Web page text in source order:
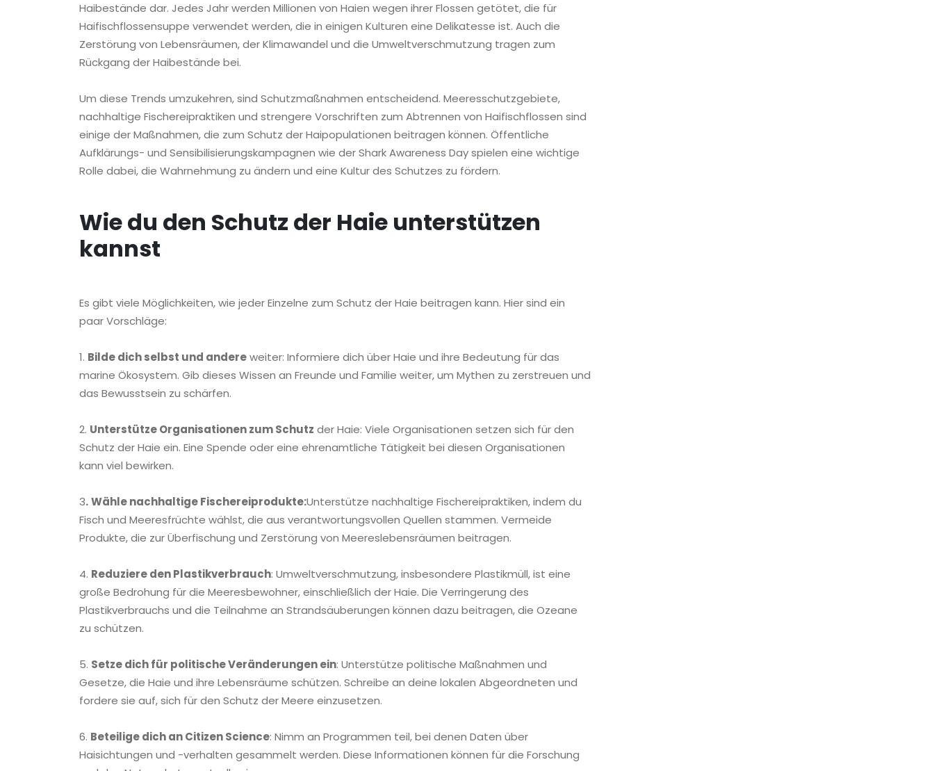
Haibestände dar. Jedes Jahr werden Millionen von Haien wegen ihrer Flossen getötet, die für
Haifischflossensuppe verwendet werden, die in einigen Kulturen eine Delikatesse ist. Auch die
Zerstörung von Lebensräumen, der Klimawandel und die Umweltverschmutzung tragen zum
Rückgang der Haibestände bei.
Um diese Trends umzukehren, sind Schutzmaßnahmen entscheidend. Meeresschutzgebiete,
nachhaltige Fischereipraktiken und strengere Vorschriften zum Abtrennen von Haifischflossen sind
einige der Maßnahmen, die zum Schutz der Haipopulationen beitragen können. Öffentliche
Aufklärungs- und Sensibilisierungskampagnen wie der Shark Awareness Day spielen eine wichtige
Rolle dabei, die Wahrnehmung zu ändern und eine Kultur des Schutzes zu fördern.
Wie du den Schutz der Haie unterstützen
kannst
Es gibt viele Möglichkeiten, wie jeder Einzelne zum Schutz der Haie beitragen kann. Hier sind ein
paar Vorschläge:
1. Bilde dich selbst und andereweiter: Informiere dich über Haie und ihre Bedeutung für das
marine Ökosystem. Gib dieses Wissen an Freunde und Familie weiter, um Mythen zu zerstreuen und
das Bewusstsein zu schärfen.
2. Unterstütze Organisationen zum Schutz der Haie: Viele Organisationen setzen sich für den
Schutz der Haie ein. Eine Spende oder eine ehrenamtliche Tätigkeit bei diesen Organisationen
kann viel bewirken.
3.Wähle nachhaltige Fischereiprodukte:Unterstütze nachhaltige Fischereipraktiken, indem du
Fisch und Meeresfrüchte wählst, die aus verantwortungsvollen Quellen stammen. Vermeide
Produkte, die zur Überfischung und Zerstörung von Meereslebensräumen beitragen.
4. Reduziere den Plastikverbrauch: Umweltverschmutzung, insbesondere Plastikmüll, ist eine
große Bedrohung für die Meeresbewohner, einschließlich der Haie. Die Verringerung des
Plastikverbrauchs und die Teilnahme an Strandsäuberungen können dazu beitragen, die Ozeane
zu schützen.
5. Setze dich für politische Veränderungen ein: Unterstütze politische Maßnahmen und
Gesetze, die Haie und ihre Lebensräume schützen. Schreibe an deine lokalen Abgeordneten und
fordere sie auf, sich für den Schutz der Meere einzusetzen.
6. Beteilige dich an Citizen Science: Nimm an Programmen teil, bei denen Daten über
Haisichtungen und -verhalten gesammelt werden. Diese Informationen können für die Forschung